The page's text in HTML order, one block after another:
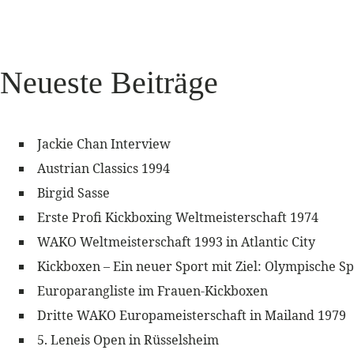
Neueste Beiträge
Jackie Chan Interview
Austrian Classics 1994
Birgid Sasse
Erste Profi Kickboxing Weltmeisterschaft 1974
WAKO Weltmeisterschaft 1993 in Atlantic City
Kickboxen – Ein neuer Sport mit Ziel: Olympische
Europarangliste im Frauen-Kickboxen
Dritte WAKO Europameisterschaft in Mailand 1979
5. Leneis Open in Rüsselsheim